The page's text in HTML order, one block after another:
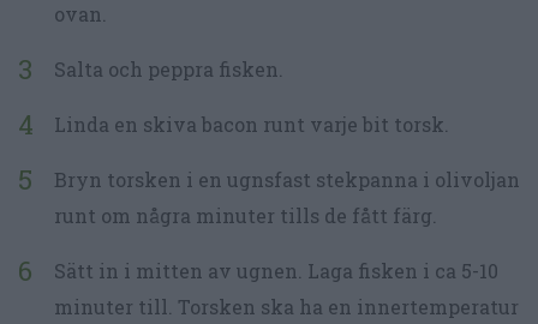
ovan.
Salta och peppra fisken.
Linda en skiva bacon runt varje bit torsk.
Bryn torsken i en ugnsfast stekpanna i olivoljan
runt om några minuter tills de fått färg.
Sätt in i mitten av ugnen. Laga fisken i ca 5-10
minuter till. Torsken ska ha en innertemperatur